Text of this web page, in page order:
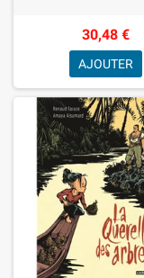
30,48 €
AJOUTER